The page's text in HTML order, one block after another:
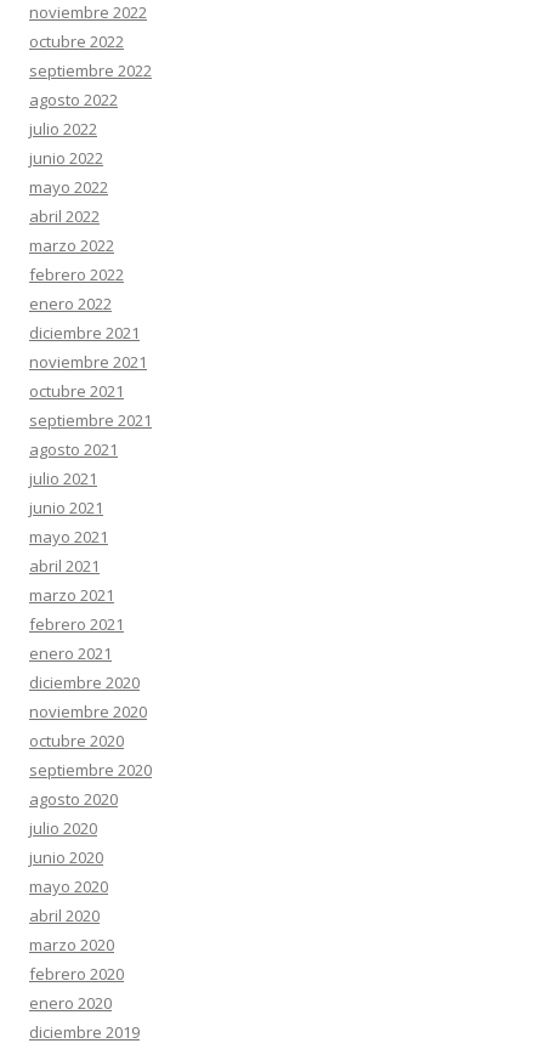
noviembre 2022
octubre 2022
septiembre 2022
agosto 2022
julio 2022
junio 2022
mayo 2022
abril 2022
marzo 2022
febrero 2022
enero 2022
diciembre 2021
noviembre 2021
octubre 2021
septiembre 2021
agosto 2021
julio 2021
junio 2021
mayo 2021
abril 2021
marzo 2021
febrero 2021
enero 2021
diciembre 2020
noviembre 2020
octubre 2020
septiembre 2020
agosto 2020
julio 2020
junio 2020
mayo 2020
abril 2020
marzo 2020
febrero 2020
enero 2020
diciembre 2019